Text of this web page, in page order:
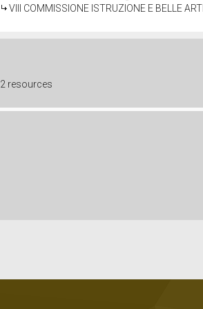
VIII COMMISSIONE ISTRUZIONE E BELLE ARTI
2 resources